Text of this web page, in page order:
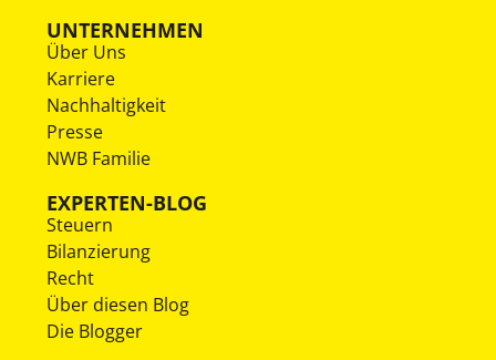
UNTERNEHMEN
Über Uns
Karriere
Nachhaltigkeit
Presse
NWB Familie
EXPERTEN-BLOG
Steuern
Bilanzierung
Recht
Über diesen Blog
Die Blogger